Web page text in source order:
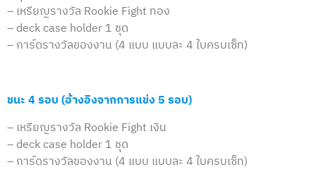
– เหรียญรางวัล Rookie Fight ทอง
– deck case holder 1 ชุด
– การ์ดรางวัลของงาน (4 แบบ แบบละ 4 ใบครบเซ็ท)
ชนะ 4 รอบ(อ้างอิงจากการแข่ง 5 รอบ)
– เหรียญรางวัล Rookie Fight เงิน
– deck case holder 1 ชุด
– การ์ดรางวัลของงาน (4 แบบ แบบละ 4 ใบครบเซ็ท)